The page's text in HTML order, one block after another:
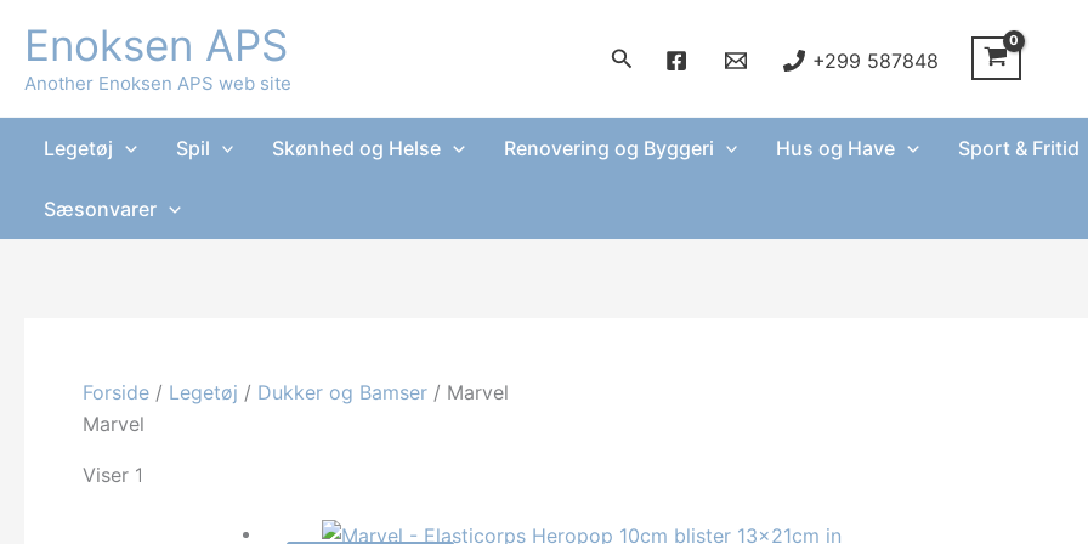
indholdet
Enoksen APS
Another Enoksen APS web site
Søg +299 587848
Legetøj Spil Skønhed og Helse Renovering og Byggeri Hus og Have Sport & Fritid
Sæsonvarer
Forside / Legetøj / Dukker og Bamser / Marvel
Marvel
Viser 1–12 af 44 resultater
seneste